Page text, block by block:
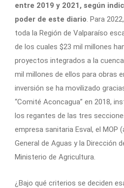
entre 2019 y 2021, según
poder de este diario. Para
toda la Región de Valparaíso
de los cuales $23 mil millones
proyectos integrados a la
mil millones de ellos para obras
inversión se ha movilizado
“Comité Aconcagua” en 2018,
los regantes de las tres
empresa sanitaria Esval, el MOP
General de Aguas y la Dirección
Ministerio de Agricultura.
¿Bajo qué criterios se deciden